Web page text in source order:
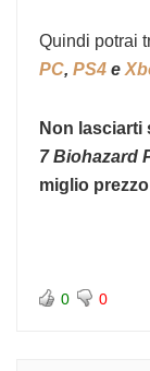
Quindi potrai
PC, PS4 e
Non lasciarti
7 Biohazard
miglio
0 0